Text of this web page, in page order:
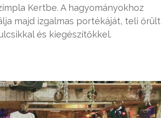
Kertbe. A hagyományokhoz
majd izgalmas portékáját, teli őrült
és kiegészítőkkel.